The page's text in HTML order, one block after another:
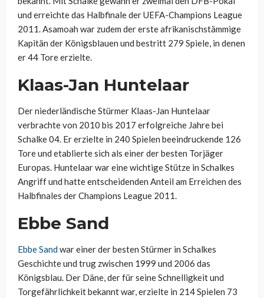
und erreichte das Halbfinale der UEFA-Champions League
2011. Asamoah war zudem der erste afrikanischstämmige
Kapitän der Königsblauen und bestritt 279 Spiele, in denen
er 44 Tore erzielte.
Klaas-Jan Huntelaar
Der niederländische Stürmer Klaas-Jan Huntelaar
verbrachte von 2010 bis 2017 erfolgreiche Jahre bei
Schalke 04. Er erzielte in 240 Spielen beeindruckende 126
Tore und etablierte sich als einer der besten Torjäger
Europas. Huntelaar war eine wichtige Stütze in Schalkes
Angriff und hatte entscheidenden Anteil am Erreichen des
Halbfinales der Champions League 2011.
Ebbe Sand
Ebbe Sandwar einer der besten Stürmer in Schalkes
Geschichte und trug zwischen 1999 und 2006 das
Königsblau. Der Däne, der für seine Schnelligkeit und
Torgefährlichkeit bekannt war, erzielte in 214 Spielen 73